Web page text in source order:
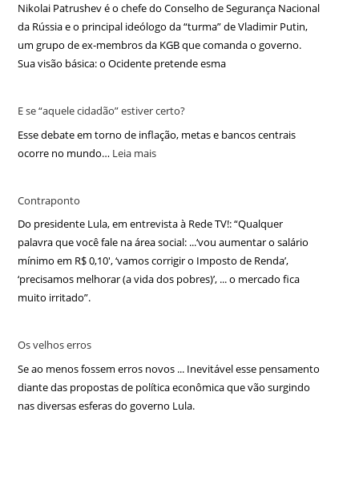
Nikolai Patrushev é o chefe do Conselho de Segurança Nacional
da Rússia e o principal ideólogo da “turma” de Vladimir Putin,
um grupo de ex-membros da KGB que comanda o governo.
Sua visão básica: o Ocidente pretende esma
E se “aquele cidadão” estiver certo?
Esse debate em torno de inflação, metas e bancos centrais
ocorre no mundo… Leia mais
Contraponto
Do presidente Lula, em entrevista à Rede TV!: “Qualquer
palavra que você fale na área social: ...‘vou aumentar o salário
mínimo em R$ 0,10′, ‘vamos corrigir o Imposto de Renda’,
‘precisamos melhorar (a vida dos pobres)’, ... o mercado fica
muito irritado”.
Os velhos erros
Se ao menos fossem erros novos ... Inevitável esse pensamento
diante das propostas de política econômica que vão surgindo
nas diversas esferas do governo Lula.